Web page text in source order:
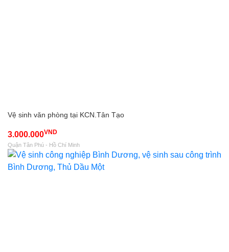
Vệ sinh văn phòng tại KCN.Tân Tạo
3.000.000VND
Quận Tân Phú - Hồ Chí Minh